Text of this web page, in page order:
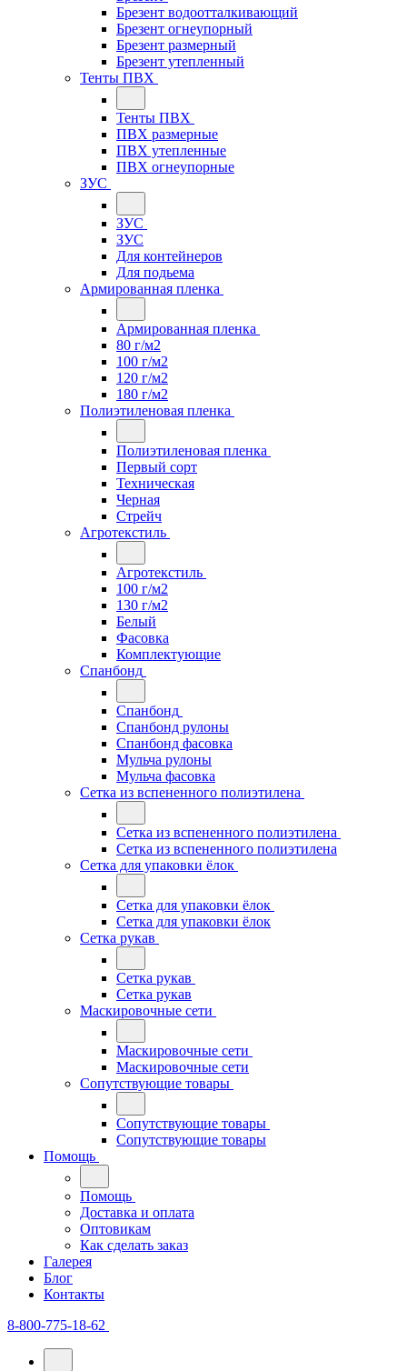
Брезент водоотталкивающий
Брезент огнеупорный
Брезент размерный
Брезент утепленный
Тенты ПВХ
Тенты ПВХ
ПВХ размерные
ПВХ утепленные
ПВХ огнеупорные
ЗУС
ЗУС
ЗУС
Для контейнеров
Для подьема
Армированная пленка
Армированная пленка
80 г/м2
100 г/м2
120 г/м2
180 г/м2
Полиэтиленовая пленка
Полиэтиленовая пленка
Первый сорт
Техническая
Черная
Стрейч
Агротекстиль
Агротекстиль
100 г/м2
130 г/м2
Белый
Фасовка
Комплектующие
Спанбонд
Спанбонд
Спанбонд рулоны
Спанбонд фасовка
Мульча рулоны
Мульча фасовка
Сетка из вспененного полиэтилена
Сетка из вспененного полиэтилена
Сетка из вспененного полиэтилена
Сетка для упаковки ёлок
Сетка для упаковки ёлок
Сетка для упаковки ёлок
Сетка рукав
Сетка рукав
Сетка рукав
Маскировочные сети
Маскировочные сети
Маскировочные сети
Сопутствующие товары
Сопутствующие товары
Сопутствующие товары
Помощь
Помощь
Доставка и оплата
Оптовикам
Как сделать заказ
Галерея
Блог
Контакты
8-800-775-18-62